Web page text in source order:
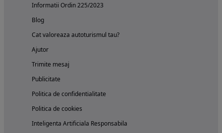
Informatii Ordin 225/2023
Blog
Cat valoreaza autoturismul tau?
Ajutor
Trimite mesaj
Publicitate
Politica de confidentialitate
Politica de cookies
Inteligenta Artificiala Responsabila